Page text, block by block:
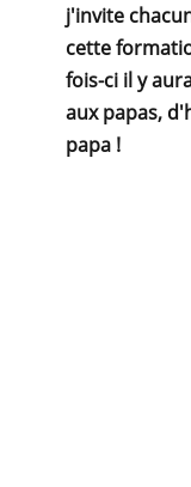
j'invite
cette
fois-ci il y
aux papas,
papa !